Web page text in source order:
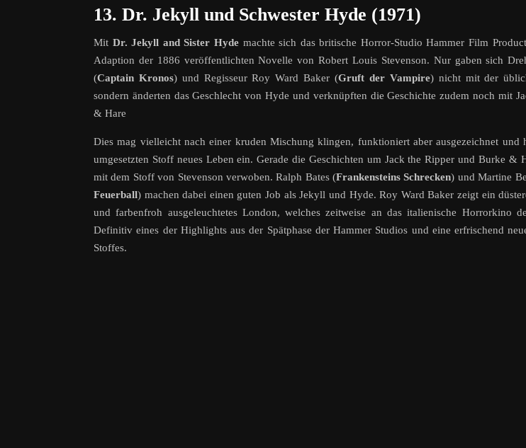
13. Dr. Jekyll und Schwester Hyde (1971)
Mit Dr. Jekyll and Sister Hydemachte sich das britische Horror-Studio Hammer Film
Adaption der 1886 veröffentlichten Novelle von Robert Louis Stevenson. Nur gaben sich
(Captain Kronos) und Regisseur Roy Ward Baker (Gruft der Vampire) nicht mit der
sondern änderten das Geschlecht von Hyde und verknüpften die Geschichte zudem noch mit
& Hare
Dies mag vielleicht nach einer kruden Mischung klingen, funktioniert aber ausgezeichnet und
umgesetzten Stoff neues Leben ein. Gerade die Geschichten um Jack the Ripper und Burke &
mit dem Stoff von Stevenson verwoben. Ralph Bates (Frankensteins Schrecken) und Martine
Feuerball) machen dabei einen guten Job als Jekyll und Hyde. Roy Ward Baker zeigt ein
und farbenfroh ausgeleuchtetes London, welches zeitweise an das italienische Horrorkino
Definitiv eines der Highlights aus der Spätphase der Hammer Studios und eine erfrischend
Stoffes.